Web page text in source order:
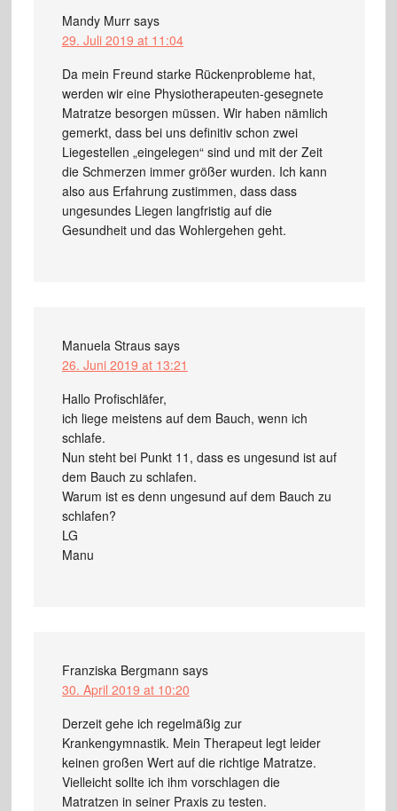
Mandy Murr says
29. Juli 2019 at 11:04
Da mein Freund starke Rückenprobleme hat,
werden wir eine Physiotherapeuten-gesegnete
Matratze besorgen müssen. Wir haben nämlich
gemerkt, dass bei uns definitiv schon zwei
Liegestellen „eingelegen“ sind und mit der Zeit
die Schmerzen immer größer wurden. Ich kann
also aus Erfahrung zustimmen, dass dass
ungesundes Liegen langfristig auf die
Gesundheit und das Wohlergehen geht.
Manuela Straus says
26. Juni 2019 at 13:21
Hallo Profischläfer,
ich liege meistens auf dem Bauch, wenn ich
schlafe.
Nun steht bei Punkt 11, dass es ungesund ist auf
dem Bauch zu schlafen.
Warum ist es denn ungesund auf dem Bauch zu
schlafen?
LG
Manu
Franziska Bergmann says
30. April 2019 at 10:20
Derzeit gehe ich regelmäßig zur
Krankengymnastik. Mein Therapeut legt leider
keinen großen Wert auf die richtige Matratze.
Vielleicht sollte ich ihm vorschlagen die
Matratzen in seiner Praxis zu testen.